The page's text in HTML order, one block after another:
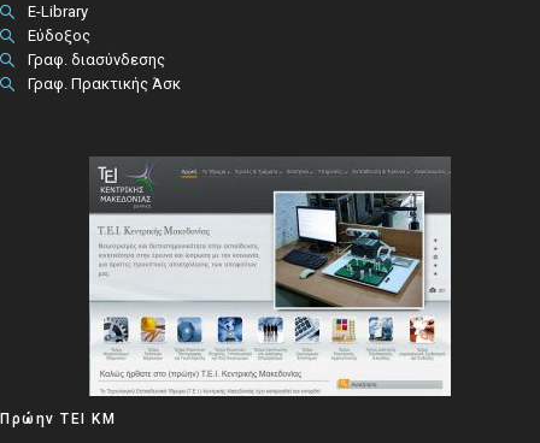
E-Library
Εύδοξος
Γραφ. διασύνδεσης
Γραφ. Πρακτικής Άσκ
Πρώην ΤΕΙ ΚΜ